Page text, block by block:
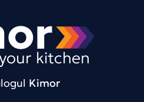
kitchen
Kimor